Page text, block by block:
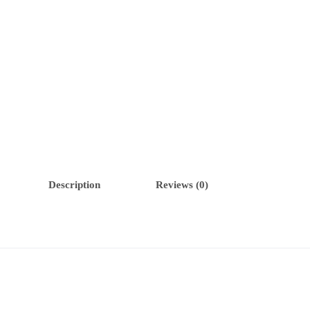
Description Reviews (0)